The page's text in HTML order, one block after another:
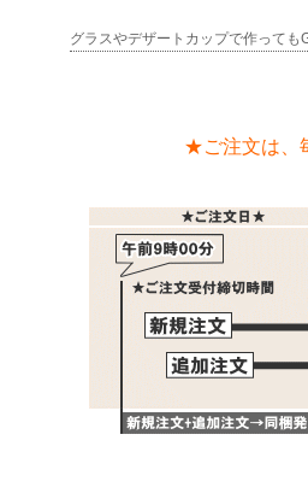
グラスやデザートカップで作っても
★ご注文は、